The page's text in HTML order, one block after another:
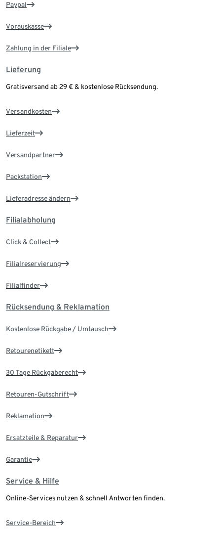
Paypal
Vorauskasse
Zahlung in der Filiale
Lieferung
Gratisversand ab 29 € & kostenlose Rücksendung.
Versandkosten
Lieferzeit
Versandpartner
Packstation
Lieferadresse ändern
Filialabholung
Click & Collect
Filialreservierung
Filialfinder
Rücksendung & Reklamation
Kostenlose Rückgabe / Umtausch
Retourenetikett
30 Tage Rückgaberecht
Retouren-Gutschrift
Reklamation
Ersatzteile & Reparatur
Garantie
Service & Hilfe
Online-Services nutzen & schnell Antworten finden.
Service-Bereich